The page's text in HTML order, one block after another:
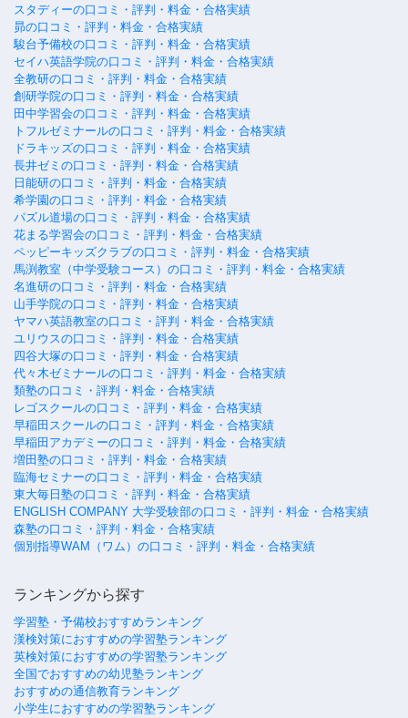
スタディーの口コミ・評判・料金・合格実績
昴の口コミ・評判・料金・合格実績
駿台予備校の口コミ・評判・料金・合格実績
セイハ英語学院の口コミ・評判・料金・合格実績
全教研の口コミ・評判・料金・合格実績
創研学院の口コミ・評判・料金・合格実績
田中学習会の口コミ・評判・料金・合格実績
トフルゼミナールの口コミ・評判・料金・合格実績
ドラキッズの口コミ・評判・料金・合格実績
長井ゼミの口コミ・評判・料金・合格実績
日能研の口コミ・評判・料金・合格実績
希学園の口コミ・評判・料金・合格実績
パズル道場の口コミ・評判・料金・合格実績
花まる学習会の口コミ・評判・料金・合格実績
ペッピーキッズクラブの口コミ・評判・料金・合格実績
馬渕教室（中学受験コース）の口コミ・評判・料金・合格実績
名進研の口コミ・評判・料金・合格実績
山手学院の口コミ・評判・料金・合格実績
ヤマハ英語教室の口コミ・評判・料金・合格実績
ユリウスの口コミ・評判・料金・合格実績
四谷大塚の口コミ・評判・料金・合格実績
代々木ゼミナールの口コミ・評判・料金・合格実績
類塾の口コミ・評判・料金・合格実績
レゴスクールの口コミ・評判・料金・合格実績
早稲田スクールの口コミ・評判・料金・合格実績
早稲田アカデミーの口コミ・評判・料金・合格実績
増田塾の口コミ・評判・料金・合格実績
臨海セミナーの口コミ・評判・料金・合格実績
東大毎日塾の口コミ・評判・料金・合格実績
ENGLISH COMPANY 大学受験部の口コミ・評判・料金・合格実績
森塾の口コミ・評判・料金・合格実績
個別指導WAM（ワム）の口コミ・評判・料金・合格実績
ランキングから探す
学習塾・予備校おすすめランキング
漢検対策におすすめの学習塾ランキング
英検対策におすすめの学習塾ランキング
全国でおすすめの幼児塾ランキング
おすすめの通信教育ランキング
小学生におすすめの学習塾ランキング